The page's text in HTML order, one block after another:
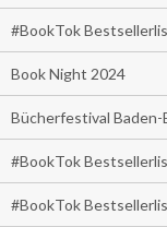
#BookTok
Book Night 2024
Bücherfestival Baden-
#BookTok
#BookTok